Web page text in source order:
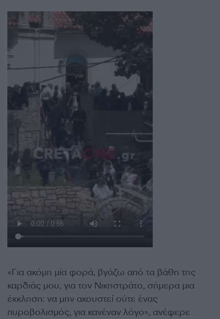
«Για ακόμη μία φορά, βγάζω από τα βάθη της
καρδιάς μου, για τον Νικηστράτο, σήμερα μια
έκκληση: να μην ακουστεί ούτε ένας
πυροβολισμός, για κανέναν λόγο», ανέφερε